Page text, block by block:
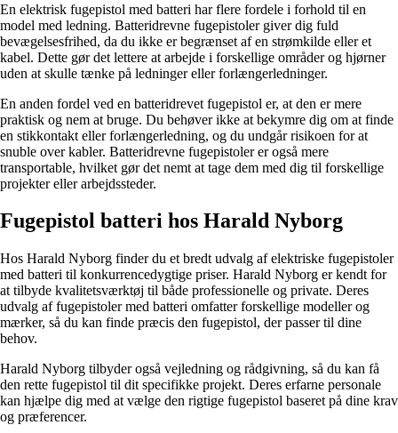
En elektrisk fugepistol med batteri har flere fordele i forhold til en
model med ledning. Batteridrevne fugepistoler giver dig fuld
bevægelsesfrihed, da du ikke er begrænset af en strømkilde eller et
kabel. Dette gør det lettere at arbejde i forskellige områder og hjørner
uden at skulle tænke på ledninger eller forlængerledninger.
En anden fordel ved en batteridrevet fugepistol er, at den er mere
praktisk og nem at bruge. Du behøver ikke at bekymre dig om at finde
en stikkontakt eller forlængerledning, og du undgår risikoen for at
snuble over kabler. Batteridrevne fugepistoler er også mere
transportable, hvilket gør det nemt at tage dem med dig til forskellige
projekter eller arbejdssteder.
Fugepistol batteri hos Harald Nyborg
Hos Harald Nyborg finder du et bredt udvalg af elektriske fugepistoler
med batteri til konkurrencedygtige priser. Harald Nyborg er kendt for
at tilbyde kvalitetsværktøj til både professionelle og private. Deres
udvalg af fugepistoler med batteri omfatter forskellige modeller og
mærker, så du kan finde præcis den fugepistol, der passer til dine
behov.
Harald Nyborg tilbyder også vejledning og rådgivning, så du kan få
den rette fugepistol til dit specifikke projekt. Deres erfarne personale
kan hjælpe dig med at vælge den rigtige fugepistol baseret på dine krav
og præferencer.